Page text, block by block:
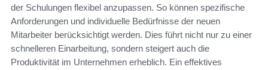
der Schulungen flexibel anzupassen. So können spezifische
Anforderungen und individuelle Bedürfnisse der neuen
Mitarbeiter berücksichtigt werden. Dies führt nicht nur zu einer
schnelleren Einarbeitung, sondern steigert auch die
Produktivität im Unternehmen erheblich. Ein effektives